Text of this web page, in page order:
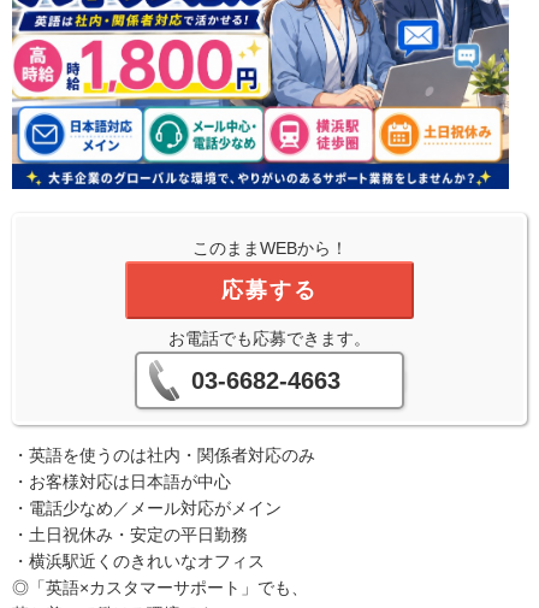
このままWEBから！
応募する
お電話でも応募できます。
03-6682-4663
・英語を使うのは社内・関係者対応のみ
・お客様対応は日本語が中心
・電話少なめ／メール対応がメイン
・土日祝休み・安定の平日勤務
・横浜駅近くのきれいなオフィス
◎「英語×カスタマーサポート」でも、